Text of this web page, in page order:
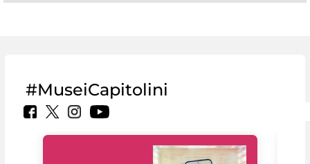
#MuseiCapitolini